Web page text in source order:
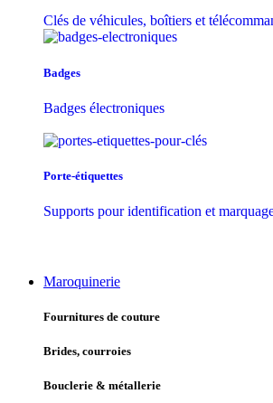
Clés de véhicules, boîtiers et
Badges
Badges électroniques
Porte-étiquettes
Supports pour identification et
Maroquinerie
Fournitures de couture
Brides, courroies
Bouclerie & métallerie